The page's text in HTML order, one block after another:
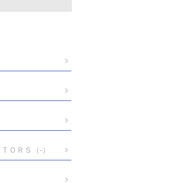
ＯＲＳ （-）